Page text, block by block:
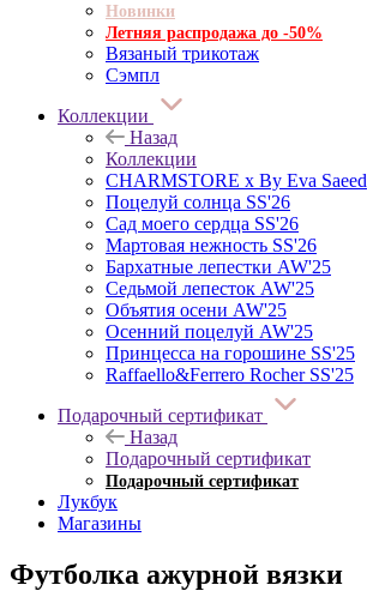
Новинки
Летняя распродажа до -50%
Вязаный трикотаж
Сэмпл
Коллекции
Назад
Коллекции
CHARMSTORE х By Eva Saeed
Поцелуй солнца SS'26
Сад моего сердца SS'26
Мартовая нежность SS'26
Бархатные лепестки AW'25
Седьмой лепесток AW'25
Объятия осени AW'25
Осенний поцелуй AW'25
Принцесса на горошине SS'25
Raffaello&Ferrero Rocher SS'25
Подарочный сертификат
Назад
Подарочный сертификат
Подарочный сертификат
Лукбук
Магазины
Футболка ажурной вязки